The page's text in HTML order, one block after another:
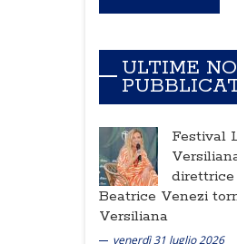
ULTIME
Festival
Beatrice Venezi
Versiliana
venerdì 31 luglio 2026